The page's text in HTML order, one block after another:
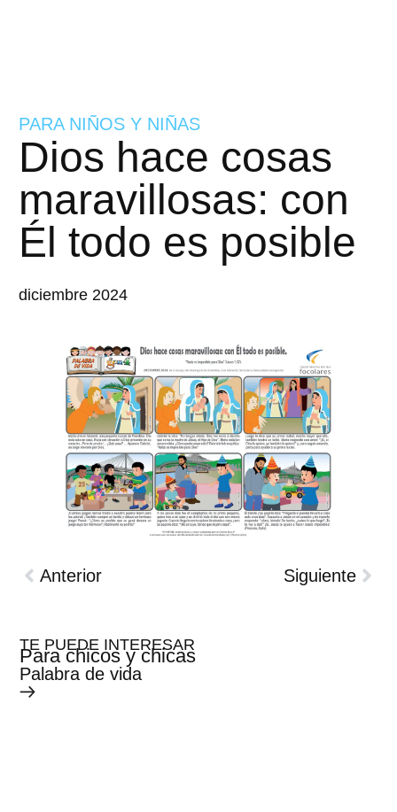
PARA NIÑOS Y NIÑAS
Dios hace cosas
maravillosas: con
Él todo es posible
diciembre 2024
Anterior Siguiente
TE PUEDE INTERESAR
Para chicos y chicas
Palabra de vida